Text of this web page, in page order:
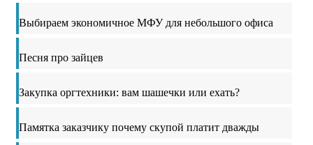
Выбираем экономичное МФУ для небольшого офиса
Песня про зайцев
Закупка оргтехники: вам шашечки или ехать?
Памятка заказчику почему скупой платит дважды